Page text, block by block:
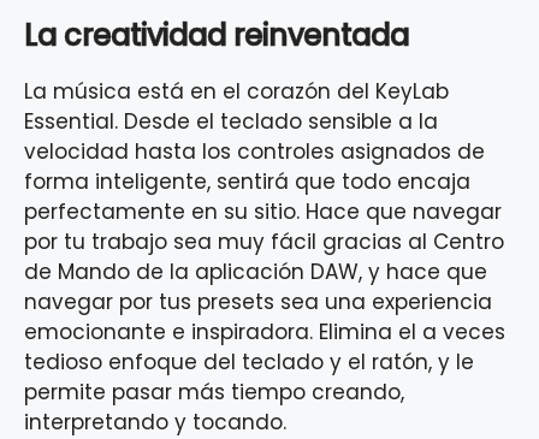
La creatividad reinventada
La música está en el corazón del KeyLab
Essential. Desde el teclado sensible a la
velocidad hasta los controles asignados de
forma inteligente, sentirá que todo encaja
perfectamente en su sitio. Hace que navegar
por tu trabajo sea muy fácil gracias al Centro
de Mando de la aplicación DAW, y hace que
navegar por tus presets sea una experiencia
emocionante e inspiradora. Elimina el a veces
tedioso enfoque del teclado y el ratón, y le
permite pasar más tiempo creando,
interpretando y tocando.